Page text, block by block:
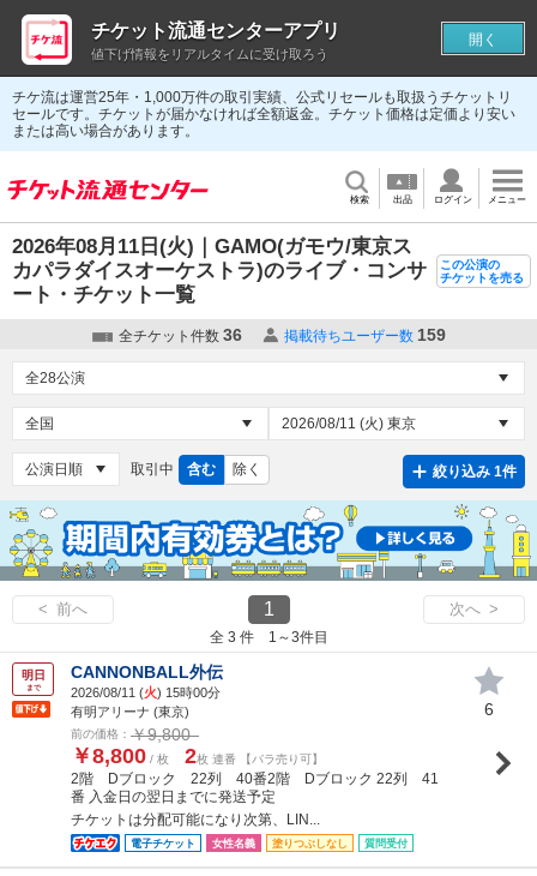
チケ流は運営25年・1,000万件の取引実績、公式リセールも取扱うチケットリ
セールです。チケットが届かなければ全額返金。チケット価格は定価より安い
または高い場合があります。
検索 出品 ログイン メニュー
2026年08月11日(火)｜GAMO(ガモウ/東京ス
カパラダイスオーケストラ)のライブ・コンサ
ート・チケット一覧
この公演の
チケットを売る
全チケット件数 36 掲載待ちユーザー数 159
取引中 含む 除く 絞り込み 1件
< 前へ 1 次へ >
全 3 件 1～3件目
明日
まで
CANNONBALL外伝
2026/08/11 (火) 15時00分
有明アリーナ (東京)
前の価格： ￥9,800
￥8,800 / 枚 2枚 連番 【バラ売り可】
2階 Dブロック 22列 40番2階 Dブロック 22列 41
番 入金日の翌日までに発送予定
チケットは分配可能になり次第、LIN...
電子チケット 女性名義 塗りつぶしなし 質問受付
6
チケット流通センターアプリ
値下げ情報をリアルタイムに受け取ろう
開く